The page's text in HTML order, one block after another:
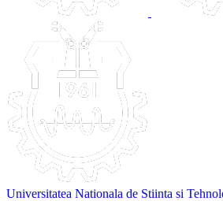
Universitatea Nationala de Stiinta si